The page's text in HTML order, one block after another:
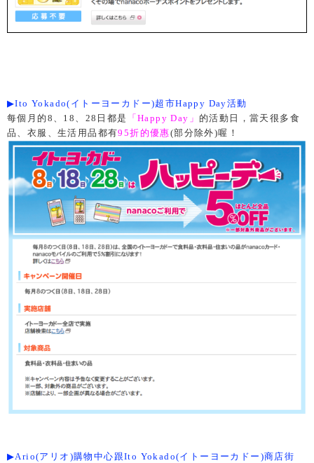
▶Ito Yokado( イトーヨーカドー)超市Happy Day活動
每個月的8、18、28日都是
「Happy Day」 的活動日，當天很多食
品、衣服、生活用品都有95折的優惠(部分除外)喔！
▶Ario(アリオ )購物中心跟Ito Yokado(イトーヨーカドー)商店街